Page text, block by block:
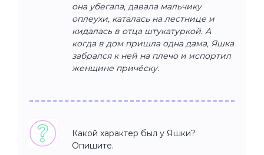
она убегала, давала мальчику
оплеухи, каталась на лестнице и
кидалась в отца штукатуркой. А
когда в дом пришла одна дама, Яшка
забрался к ней на плечо и испортил
женщине причёску.
Какой характер был у Яшки?
Опишите.